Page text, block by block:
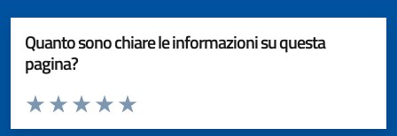
Quanto sono chiare le informazioni su questa
pagina?
Valuta da 1 a 5 stelle la pagina
Valuta 5 stelle su 5
Valuta 4 stelle su 5
Valuta 3 stelle su 5
Valuta 2 stelle su 5
Valuta 1 stelle su 5